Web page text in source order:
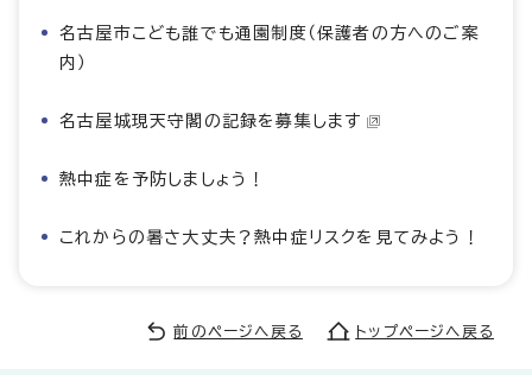
名古屋市こども誰でも通園制度（保護者の方へのご案
内）
名古屋城現天守閣の記録を募集します
熱中症を予防しましょう！
これからの暑さ大丈夫？熱中症リスクを見てみよう！
前のページへ戻る トップページへ戻る